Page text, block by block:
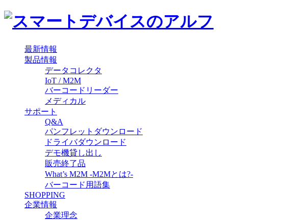
最新情報
製品情報
データコレクタ
IoT / M2M
バーコードリーダー
メディカル
サポート
Q&A
パンフレットダウンロード
ドライバダウンロード
デモ機貸し出し
販売終了品
What’s M2M -M2Mとは?-
バーコード用語集
SHOPPING
企業情報
企業理念